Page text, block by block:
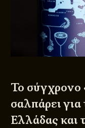
Το σύγχρονο
σαλπάρει
Ελλάδας και